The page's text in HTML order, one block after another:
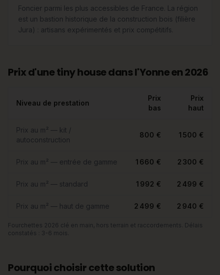
Foncier parmi les plus accessibles de France. La région
est un bastion historique de la construction bois (filière
Jura) : artisans expérimentés et prix compétitifs.
Prix d'une tiny house dans l'Yonne en 2026
Niveau de prestation
Prix
bas
Prix
haut
Prix au m² — kit /
autoconstruction
800 € 1 500 €
Prix au m² — entrée de gamme 1 660 € 2 300 €
Prix au m² — standard 1 992 € 2 499 €
Prix au m² — haut de gamme 2 499 € 2 940 €
Fourchettes 2026 clé en main, hors terrain et raccordements. Délais
constatés : 3-6 mois.
Pourquoi choisir cette solution